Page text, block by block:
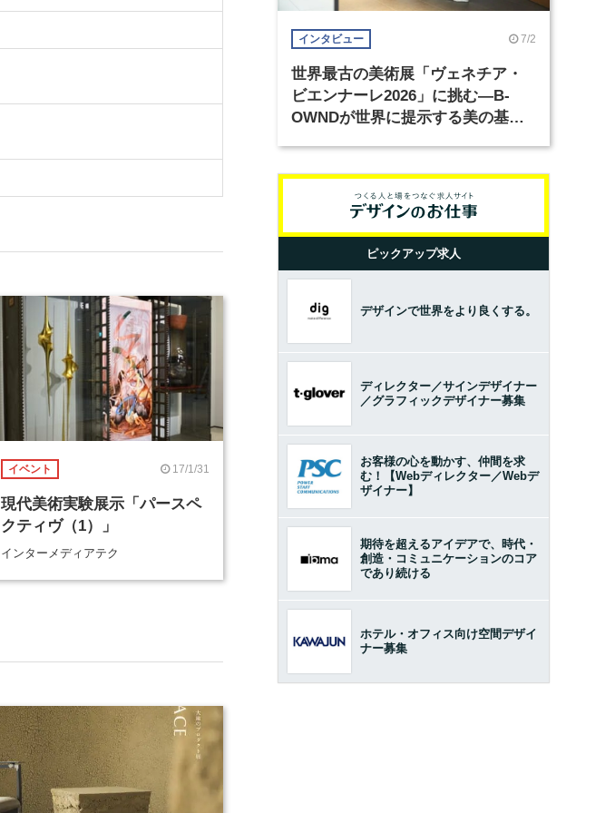
イベント 17/1/31
現代美術実験展示「パースペ
クティヴ（1）」
インターメディアテク
インタビュー 7/2
世界最古の美術展「ヴェネチア・
ビエンナーレ2026」に挑む―B-
OWNDが世界に提示する美の基準
ピックアップ求人
デザインで世界をより良くする。
ディレクター／サインデザイナー
／グラフィックデザイナー募集
お客様の心を動かす、仲間を求
む！【Webディレクター／Webデ
ザイナー】
期待を超えるアイデアで、時代・
創造・コミュニケーションのコア
であり続ける
ホテル・オフィス向け空間デザイ
ナー募集